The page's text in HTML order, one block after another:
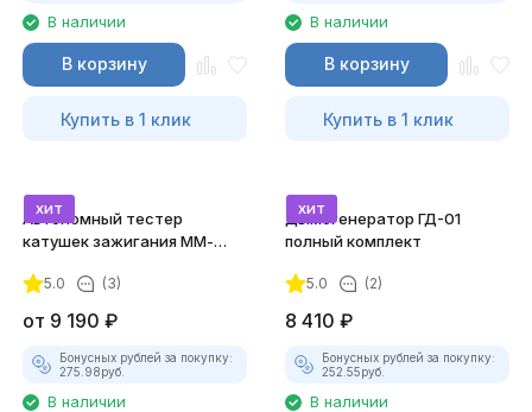
В наличии
В корзину
Купить в 1 клик
В наличии
В корзину
Купить в 1 клик
хит
Автономный тестер
катушек зажигания ММ-
комплект)
5.0 (3)
от 9 190 ₽
Бонусных рублей за покупку:
275.98руб.
В наличии
хит
Дымогенератор ГД-01
полный комплект
5.0 (2)
8 410 ₽
Бонусных рублей за покупку:
252.55руб.
В наличии